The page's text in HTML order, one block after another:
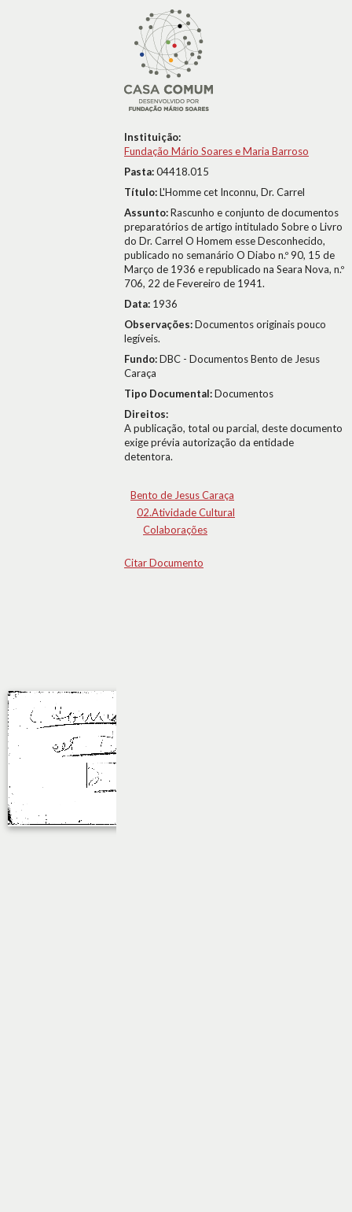
Instituição:
Fundação Mário Soares e Maria Barroso
Pasta:04418.015
Título:L'Homme cet Inconnu, Dr. Carrel
Assunto:Rascunho e conjunto de documentos
preparatórios de artigo intitulado Sobre o Livro
do Dr. Carrel O Homem esse Desconhecido,
publicado no semanário O Diabo n.º 90, 15 de
Março de 1936 e republicado na Seara Nova, n.º
706, 22 de Fevereiro de 1941.
Data: 1936
Observações:Documentos originais pouco
legíveis.
Fundo:DBC - Documentos Bento de Jesus
Caraça
Tipo Documental:Documentos
Direitos:
A publicação, total ou parcial, deste documento
exige prévia autorização da entidade
detentora.
Bento de Jesus Caraça
02.Atividade Cultural
Colaborações
Citar Documento